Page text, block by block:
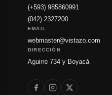
(+593) 985860991
(042) 2327200
EMAIL
webmaster@vistazo.com
DIRECCIÓN
Aguirre 734 y Boyacá